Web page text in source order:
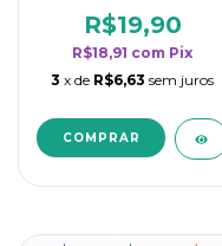
rendimento da
categoria - Neutro
R$19,90
R$18,91 com Pix
3 x de R$6,63 sem juros